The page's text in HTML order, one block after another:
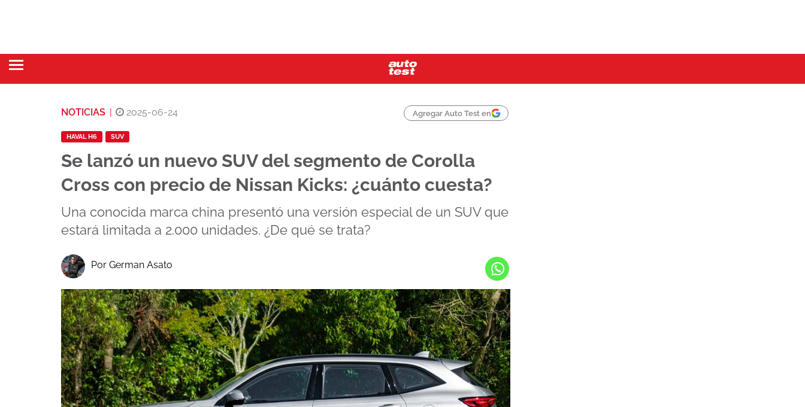
NOTICIAS 2025-06-24 Agregar Auto Test en
HAVAL H6 SUV
Se lanzó un nuevo SUV del segmento de Corolla
Cross con precio de Nissan Kicks: ¿cuánto cuesta?
Una conocida marca china presentó una versión especial de un SUV que
estará limitada a 2.000 unidades. ¿De qué se trata?
Por German Asato